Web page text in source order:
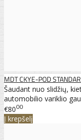
MDT CKYE-POD
Šaudant nuo slidžių,
automobilio variklio
€8000
Į krepšelį